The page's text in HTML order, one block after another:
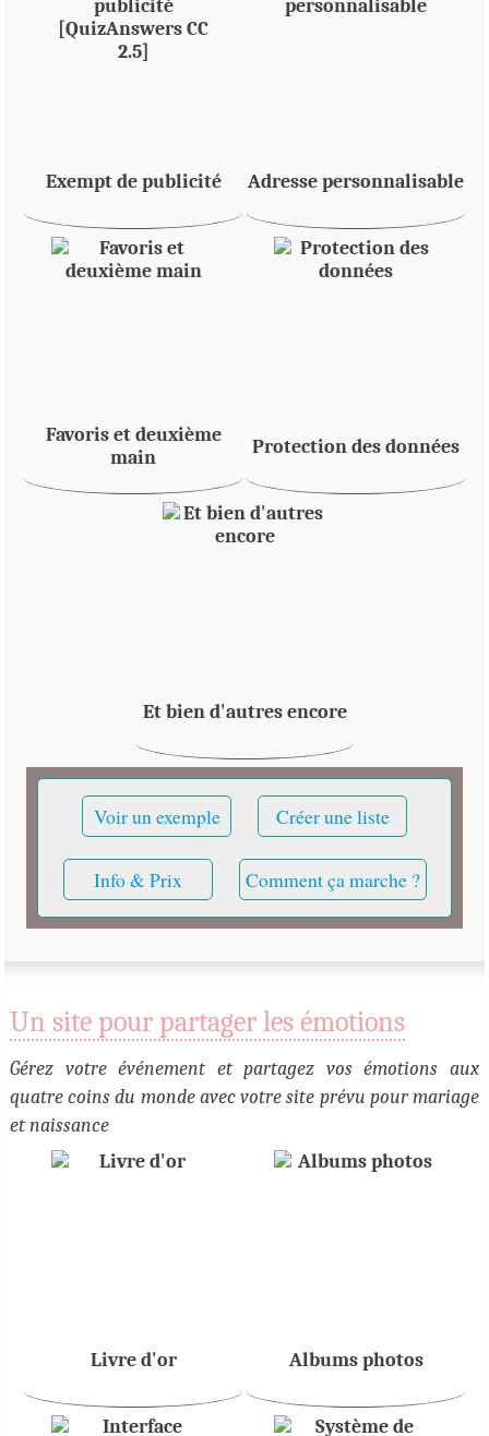
Exempt de publicité Adresse personnalisable
Favoris et deuxième
main
Protection des données
Et bien d'autres encore
Voir un exemple Créer une liste
Info & Prix Comment ça marche ?
Un site pour partager les émotions
Gérez votre événement et partagez vos émotions aux
quatre coins du monde avec votre site prévu pour mariage
et naissance
Livre d'or Albums photos